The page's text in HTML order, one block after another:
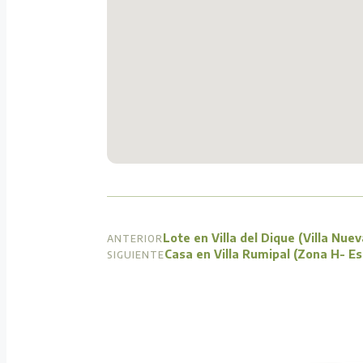
ANTERIORLote en Villa del Dique (Villa
SIGUIENTECasa en Villa Rumipal (Zona H-